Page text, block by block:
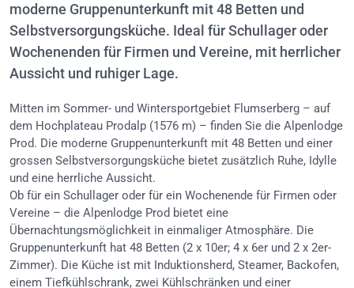
moderne Gruppenunterkunft mit 48 Betten und
Selbstversorgungsküche. Ideal für Schullager oder
Wochenenden für Firmen und Vereine, mit herrlicher
Aussicht und ruhiger Lage.
Mitten im Sommer- und Wintersportgebiet Flumserberg – auf
dem Hochplateau Prodalp (1576 m) – finden Sie die Alpenlodge
Prod. Die moderne Gruppenunterkunft mit 48 Betten und einer
grossen Selbstversorgungsküche bietet zusätzlich Ruhe, Idylle
und eine herrliche Aussicht.
Ob für ein Schullager oder für ein Wochenende für Firmen oder
Vereine – die Alpenlodge Prod bietet eine
Übernachtungsmöglichkeit in einmaliger Atmosphäre. Die
Gruppenunterkunft hat 48 Betten (2 x 10er; 4 x 6er und 2 x 2er-
Zimmer). Die Küche ist mit Induktionsherd, Steamer, Backofen,
einem Tiefkühlschrank, zwei Kühlschränken und einer